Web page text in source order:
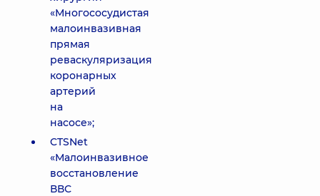
«Многососудистая
малоинвазивная
прямая
реваскуляризация
коронарных
артерий
на
насосе»;
CTSNet
«Малоинвазивное
восстановление
ВВС